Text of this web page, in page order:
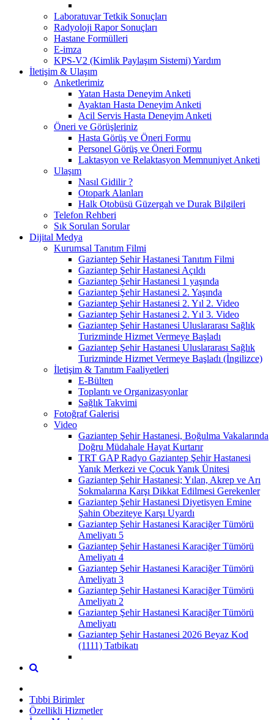
Laboratuvar Tetkik Sonuçları
Radyoloji Rapor Sonuçları
Hastane Formülleri
E-imza
KPS-V2 (Kimlik Paylaşım Sistemi) Yardım
İletişim & Ulaşım
Anketlerimiz
Yatan Hasta Deneyim Anketi
Ayaktan Hasta Deneyim Anketi
Acil Servis Hasta Deneyim Anketi
Öneri ve Görüşleriniz
Hasta Görüş ve Öneri Formu
Personel Görüş ve Öneri Formu
Laktasyon ve Relaktasyon Memnuniyet Anketi
Ulaşım
Nasıl Gidilir ?
Otopark Alanları
Halk Otobüsü Güzergah ve Durak Bilgileri
Telefon Rehberi
Sık Sorulan Sorular
Dijital Medya
Kurumsal Tanıtım Filmi
Gaziantep Şehir Hastanesi Tanıtım Filmi
Gaziantep Şehir Hastanesi Açıldı
Gaziantep Şehir Hastanesi 1 yaşında
Gaziantep Şehir Hastanesi 2. Yaşında
Gaziantep Şehir Hastanesi 2. Yıl 2. Video
Gaziantep Şehir Hastanesi 2. Yıl 3. Video
Gaziantep Şehir Hastanesi Uluslararası Sağlık
Turizminde Hizmet Vermeye Başladı
Gaziantep Şehir Hastanesi Uluslararası Sağlık
Turizminde Hizmet Vermeye Başladı (İngilizce)
İletişim & Tanıtım Faaliyetleri
E-Bülten
Toplantı ve Organizasyonlar
Sağlık Takvimi
Fotoğraf Galerisi
Video
Gaziantep Şehir Hastanesi, Boğulma Vakalarında
Doğru Müdahale Hayat Kurtarır
TRT GAP Radyo Gaziantep Şehir Hastanesi
Yanık Merkezi ve Çocuk Yanık Ünitesi
Gaziantep Şehir Hastanesi; Yılan, Akrep ve Arı
Sokmalarına Karşı Dikkat Edilmesi Gerekenler
Gaziantep Şehir Hastanesi Diyetisyen Emine
Şahin Obeziteye Karşı Uyardı
Gaziantep Şehir Hastanesi Karaciğer Tümörü
Ameliyatı 5
Gaziantep Şehir Hastanesi Karaciğer Tümörü
Ameliyatı 4
Gaziantep Şehir Hastanesi Karaciğer Tümörü
Ameliyatı 3
Gaziantep Şehir Hastanesi Karaciğer Tümörü
Ameliyatı 2
Gaziantep Şehir Hastanesi Karaciğer Tümörü
Ameliyatı
Gaziantep Şehir Hastanesi 2026 Beyaz Kod
(1111) Tatbikatı
Tıbbi Birimler
Özellikli Hizmetler